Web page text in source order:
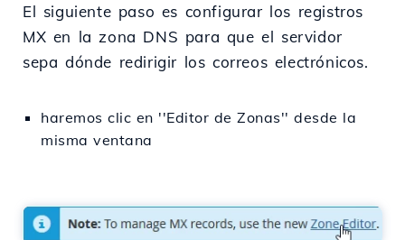
El siguiente paso es configurar los registros
MX en la zona DNS para que el servidor
sepa dónde redirigir los correos electrónicos.
haremos clic en ''Editor de Zonas'' desde la
misma ventana